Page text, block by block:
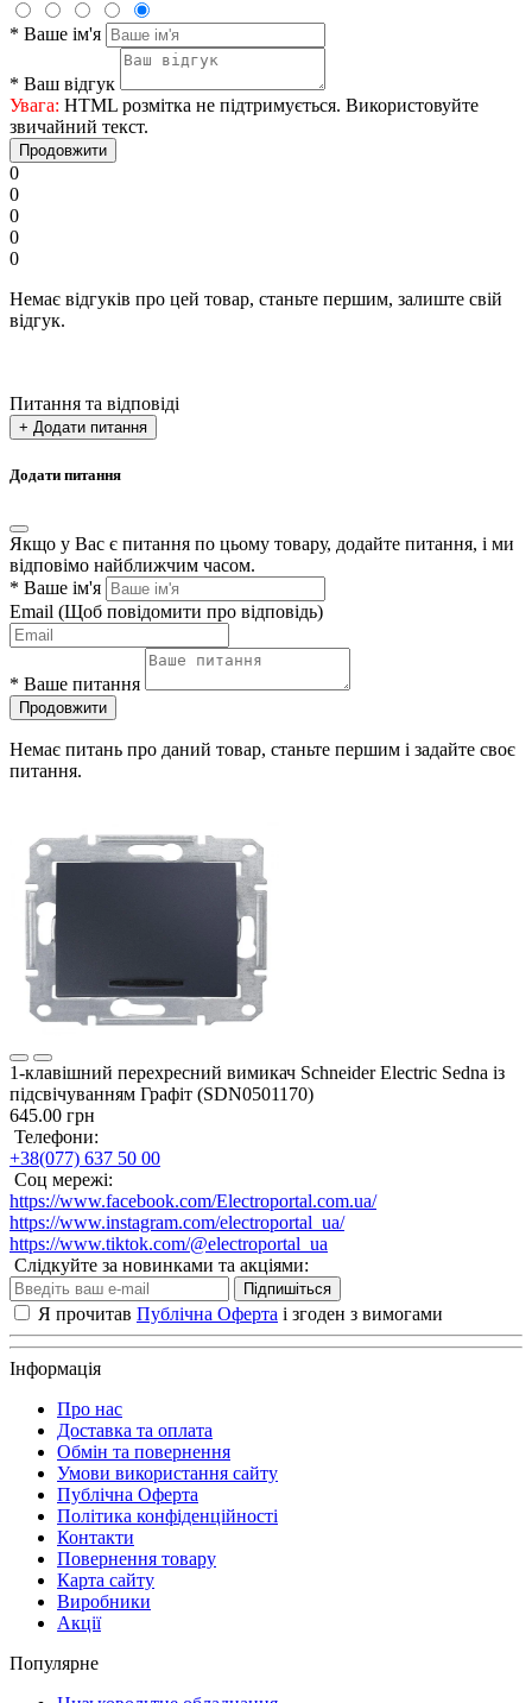
* Ваше ім'я
* Ваш відгук
Увага: HTML розмітка не підтримується. Використовуйте
звичайний текст.
Продовжити
0
0
0
0
0
Немає відгуків про цей товар, станьте першим, залиште свій
відгук.
Питання та відповіді
+ Додати питання
Додати питання
Якщо у Вас є питання по цьому товару, додайте питання, і ми
відповімо найближчим часом.
* Ваше ім'я
Email (Щоб повідомити про відповідь)
* Ваше питання
Продовжити
Немає питань про даний товар, станьте першим і задайте своє
питання.
1-клавішний перехресний вимикач Schneider Electric Sedna із
підсвічуванням Графіт (SDN0501170)
645.00 грн
Телефони:
+38(077) 637 50 00
Соц мережі:
https://www.facebook.com/Electroportal.com.ua/
https://www.instagram.com/electroportal_ua/
https://www.tiktok.com/@electroportal_ua
Слідкуйте за новинками та акціями:
Підпишіться
Я прочитав Публічна Оферта і згоден з вимогами
Інформація
Про нас
Доставка та оплата
Обмін та повернення
Умови використання сайту
Публічна Оферта
Політика конфіденційності
Контакти
Повернення товару
Карта сайту
Виробники
Акції
Популярне